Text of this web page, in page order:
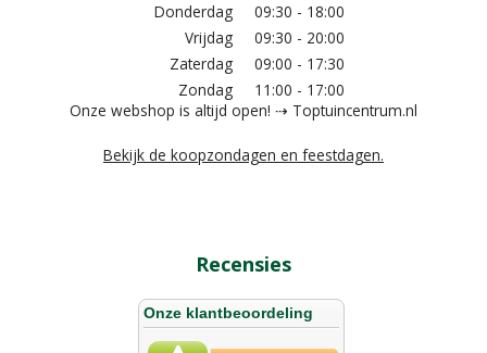
Donderdag
09:30 - 18:00
Vrijdag
09:30 - 20:00
Zaterdag
09:00 - 17:30
Zondag
11:00 - 17:00
Onze webshop is altijd open! ⇢ Toptuincentrum.nl
Bekijk de koopzondagen en feestdagen.
Recensies